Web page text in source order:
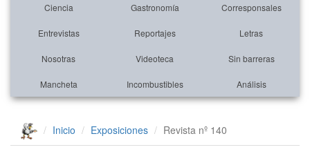
Ciencia Gastronomía Corresponsales
Entrevistas Reportajes Letras
Nosotras Videoteca Sin barreras
Mancheta Incombustibles Análisis
Inicio Exposiciones Revista nº 140